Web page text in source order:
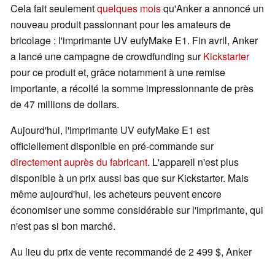
Cela fait seulementquelques moisqu'Anker a annoncé un
nouveau produit passionnant pour les amateurs de
bricolage : l'imprimante UV eufyMake E1. Fin avril, Anker
a lancé une campagne de crowdfunding surKickstarter
pour ce produit et, grâce notamment à une remise
importante, a récolté la somme impressionnante de près
de 47 millions de dollars.
Aujourd'hui, l'imprimante UV eufyMake E1 est
officiellement disponible en pré-commande sur
directement auprès du fabricant. L'appareil n'est plus
disponible à un prix aussi bas que sur Kickstarter. Mais
même aujourd'hui, les acheteurs peuvent encore
économiser une somme considérable sur l'imprimante, qui
n'est pas si bon marché.
Au lieu du prix de vente recommandé de 2 499 $, Anker